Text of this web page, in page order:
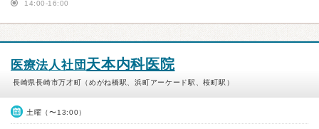
14:00-16:00
医療法人社団 天本内科医院
長崎県長崎市万才町（めがね橋駅、浜町アーケード駅、桜町駅）
土曜（〜13:00）